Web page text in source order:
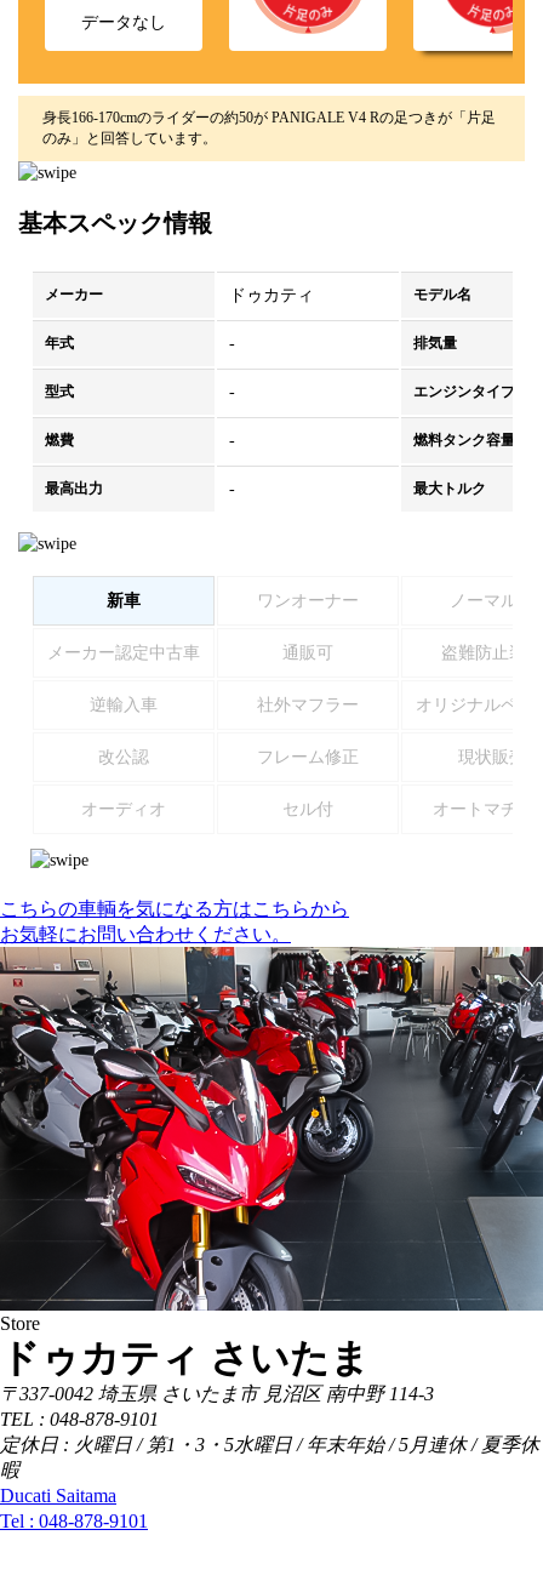
データなし
身長166-170cmのライダーの約50が PANIGALE V4 Rの足つきが「片足
のみ」と回答しています。
基本スペック情報
メーカー ドゥカティ モデル名
年式 - 排気量
型式 - エンジンタイプ
燃費 - 燃料タンク容量
最高出力 - 最大トルク
新車 ワンオーナー ノーマル車
メーカー認定中古車 通販可 盗難防止装置
逆輸入車 社外マフラー オリジナルペイ
改公認 フレーム修正 現状販売
オーディオ セル付 オートマチッ
こちらの車輌を気になる方はこちらから
お気軽にお問い合わせください。
Store
ドゥカティ さいたま
〒337-0042 埼玉県 さいたま市 見沼区 南中野 114-3
TEL : 048-878-9101
定休日 : 火曜日 / 第1・3・5水曜日 / 年末年始 / 5月連休 / 夏季休
暇
Ducati Saitama
Tel : 048-878-9101